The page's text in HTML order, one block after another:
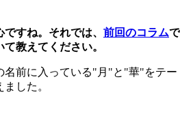
すね。それでは、 前回のコラムで
教えてください。
前に入っている"月"と"華"をテー
した。